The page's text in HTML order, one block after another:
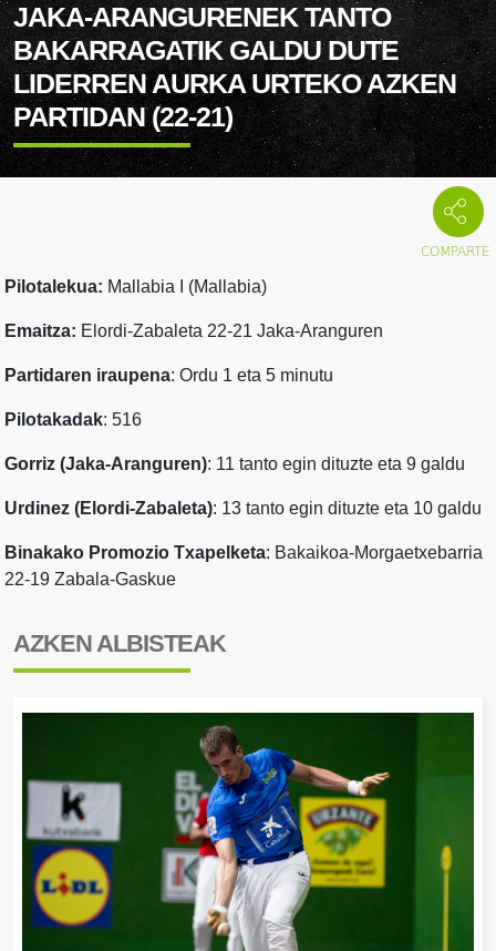
JAKA-ARANGURENEK TANTO
BAKARRAGATIK GALDU DUTE
LIDERREN AURKA URTEKO AZKEN
PARTIDAN (22-21)
Pilotalekua: Mallabia I (Mallabia)
Emaitza: Elordi-Zabaleta 22-21 Jaka-Aranguren
Partidaren iraupena: Ordu 1 eta 5 minutu
Pilotakadak: 516
Gorriz (Jaka-Aranguren): 11 tanto egin dituzte eta 9 galdu
Urdinez (Elordi-Zabaleta): 13 tanto egin dituzte eta 10 galdu
Binakako Promozio Txapelketa: Bakaikoa-Morgaetxebarria
22-19 Zabala-Gaskue
AZKEN ALBISTEAK